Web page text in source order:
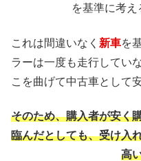
を基準に考え
これは間違いなく 新車を
ラーは一度も走行してい
こを曲げて中古車として
そのため、購入者が安く
臨んだとしても、受け入
高